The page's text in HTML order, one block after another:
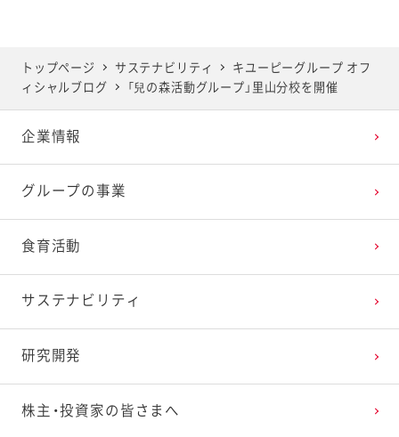
2025年4月
2025年3月
2025年2月
2025年1月
2024年5月
2024年4月
2024年3月
2024年2月
2023年6月
2023年5月
2023年4月
2023年3月
2022年7月
2022年6月
2022年5月
2022年4月
2021年8月
2021年7月
2021年6月
2021年5月
2020年9月
2020年8月
2020年7月
2020年6月
2019年10月
2019年9月
2019年8月
2019年7月
トップページ サステナビリティ
キユーピーグループ オフ
ィシャルブログ
「兒の森活動グループ」里山分校を開催
企業情報
グループの事業
食育活動
サステナビリティ
研究開発
株主・投資家の皆さまへ